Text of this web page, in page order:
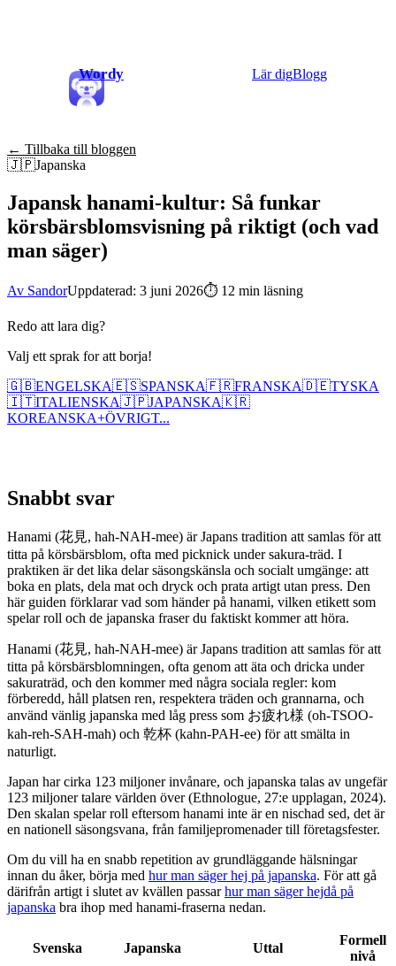
Wordy Lär digBlogg
← Tillbaka till bloggen
🇯🇵Japanska
Japansk hanami-kultur: Så funkar
körsbärsblomsvisning på riktigt (och vad
man säger)
Av SandorUppdaterad: 3 juni 2026⏱ 12 min läsning
Redo att lara dig?
Valj ett sprak for att borja!
🇬🇧ENGELSKA🇪🇸SPANSKA🇫🇷FRANSKA🇩🇪TYSKA
🇮🇹ITALIENSKA🇯🇵JAPANSKA🇰🇷
KOREANSKA+ÖVRIGT...
Snabbt svar
Hanami (花見, hah-NAH-mee) är Japans tradition att samlas för att
titta på körsbärsblom, ofta med picknick under sakura-träd. I
praktiken är det lika delar säsongskänsla och socialt umgänge: att
boka en plats, dela mat och dryck och prata artigt utan press. Den
här guiden förklarar vad som händer på hanami, vilken etikett som
spelar roll och de japanska fraser du faktiskt kommer att höra.
Hanami (花見, hah-NAH-mee) är Japans tradition att samlas för att
titta på körsbärsblomningen, ofta genom att äta och dricka under
sakuraträd, och den kommer med några sociala regler: kom
förberedd, håll platsen ren, respektera träden och grannarna, och
använd vänlig japanska med låg press som お疲れ様 (oh-TSOO-
kah-reh-SAH-mah) och 乾杯 (kahn-PAH-ee) för att smälta in
naturligt.
Japan har cirka 123 miljoner invånare, och japanska talas av ungefär
123 miljoner talare världen över (Ethnologue, 27:e upplagan, 2024).
Den skalan spelar roll eftersom hanami inte är en nischad sed, det är
en nationell säsongsvana, från familjepromenader till företagsfester.
Om du vill ha en snabb repetition av grundläggande hälsningar
innan du åker, börja med hur man säger hej på japanska. För att gå
därifrån artigt i slutet av kvällen passarhur man säger hejdå på
japanska bra ihop med hanami-fraserna nedan.
Svenska Japanska Uttal
Formell
nivå